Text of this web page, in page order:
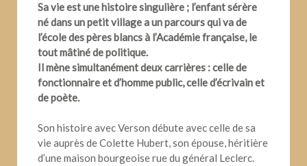
Sa vie est une histoire singulière ; l’enfant sérère
né dans un petit village a un parcours qui va de
l’école des pères blancs à l’Académie française, le
tout mâtiné de politique.
Il mène simultanément deux carrières : celle de
fonctionnaire et d’homme public, celle d’écrivain et
de poète.
Son histoire avec Verson débute avec celle de sa
vie auprès de Colette Hubert, son épouse, héritière
d’une maison bourgeoise rue du général Leclerc.